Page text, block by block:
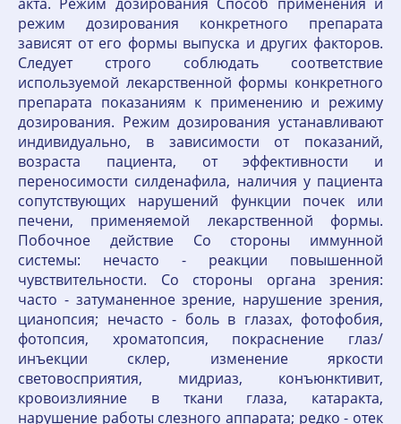
режим дозирования конкретного препарата
зависят от его формы выпуска и других факторов.
Следует строго соблюдать соответствие
используемой лекарственной формы конкретного
препарата показаниям к применению и режиму
дозирования. Режим дозирования устанавливают
индивидуально, в зависимости от показаний,
возраста пациента, от эффективности и
переносимости силденафила, наличия у пациента
сопутствующих нарушений функции почек или
печени, применяемой лекарственной формы.
Побочное действие Со стороны иммунной
системы: нечасто - реакции повышенной
чувствительности. Со стороны органа зрения:
часто - затуманенное зрение, нарушение зрения,
цианопсия; нечасто - боль в глазах, фотофобия,
фотопсия, хроматопсия, покраснение глаз/
инъекции склер, изменение яркости
световосприятия, мидриаз, конъюнктивит,
кровоизлияние в ткани глаза, катаракта,
нарушение работы слезного аппарата; редко - отек